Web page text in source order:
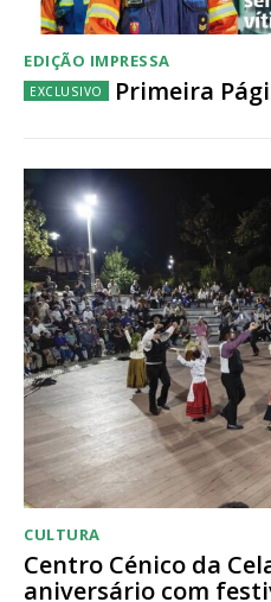
EDIÇÃO IMPRESSA
Primeira
CULTURA
Centro Cénico da
aniversário com